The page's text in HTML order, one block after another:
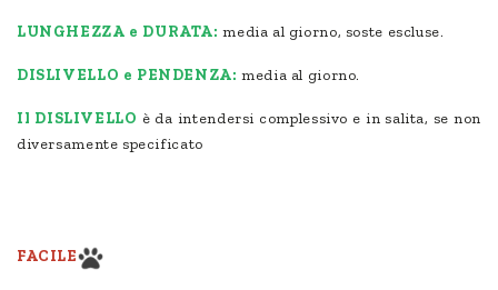
LUNGHEZZA e DURATA: media al giorno, soste escluse.
DISLIVELLO e PENDENZA: media al giorno.
Il DISLIVELLO è da intendersi complessivo e in salita, se non
diversamente specificato
FACILE